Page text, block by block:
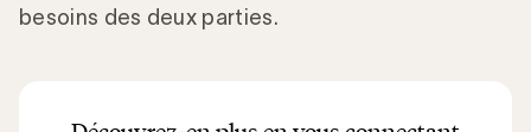
besoins des deux parties.